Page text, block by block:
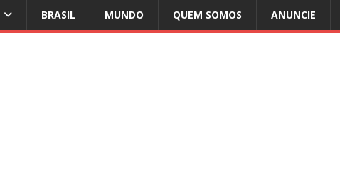
BRASIL MUNDO QUEM SOMOS ANUNCIE